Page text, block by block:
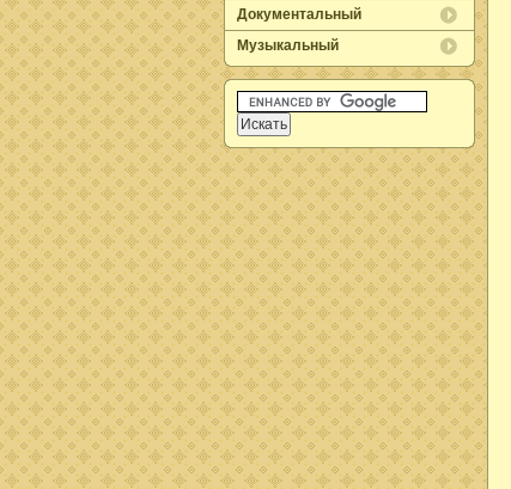
Документальный
Музыкальный